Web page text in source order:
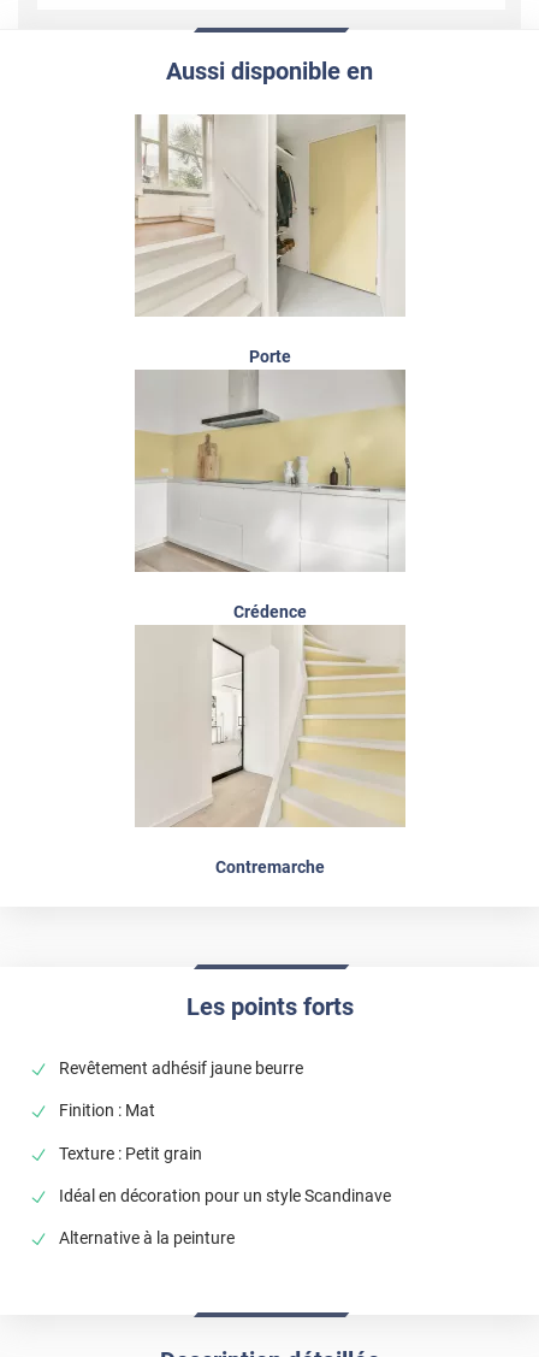
Aussi disponible en
Porte
Crédence
Contremarche
Les points forts
Revêtement adhésif jaune beurre
Finition : Mat
Texture : Petit grain
Idéal en décoration pour un style Scandinave
Alternative à la peinture